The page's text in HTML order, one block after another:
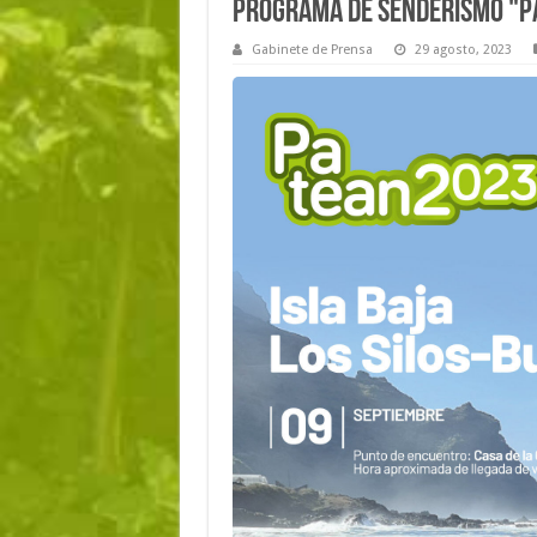
Programa de Senderismo
Gabinete de Prensa 29 agosto, 2023